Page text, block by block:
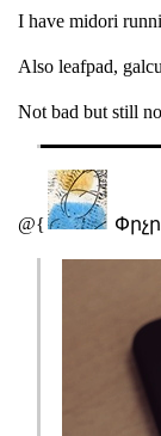
I have midori
Also leafpad,
Not bad but still
@{